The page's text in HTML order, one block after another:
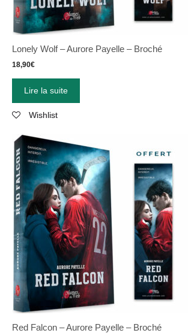
Lonely Wolf – Aurore Payelle – Broché
18,90€
Lire la suite
Wishlist
Red Falcon – Aurore Payelle – Broché